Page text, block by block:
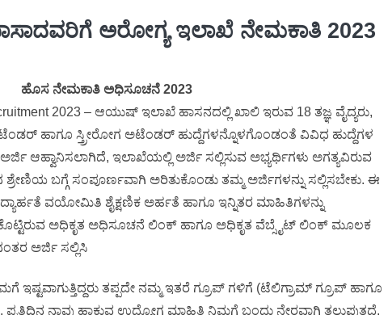
ಅರೋಗ್ಯ ಇಲಾಖೆ ನೇಮಕಾತಿ 2023
ಹೊಸ ನೇಮಕಾತಿ ಅಧಿಸೂಚನೆ 2023
2023 – ಆಯುಷ್ ಇಲಾಖೆ ಹಾಸನದಲ್ಲಿ ಖಾಲಿ ಇರುವ 18 ತಜ್ಞ ವೈದ್ಯರು,
ಹಾಗೂ ಸ್ತ್ರೀರೋಗ ಅಟೆಂಡರ್ ಹುದ್ದೆಗಳನ್ನೊಳಗೊಂಡಂತೆ ವಿವಿಧ ಹುದ್ದೆಗಳ
ಆಹ್ವಾನಿಸಲಾಗಿದೆ, ಇಲಾಖೆಯಲ್ಲಿ ಅರ್ಜಿ ಸಲ್ಲಿಸುವ ಅಭ್ಯರ್ಥಿಗಳು ಅಗತ್ಯವಿರುವ
ಬಗ್ಗೆ ಸಂಪೂರ್ಣವಾಗಿ ಅರಿತುಕೊಂಡು ತಮ್ಮ ಅರ್ಜಿಗಳನ್ನು ಸಲ್ಲಿಸಬೇಕು. ಈ
ವಯೋಮಿತಿ ಶೈಕ್ಷಣಿಕ ಅರ್ಹತೆ ಹಾಗೂ ಇನ್ನಿತರ ಮಾಹಿತಿಗಳನ್ನು
ಅಧಿಕೃತ ಅಧಿಸೂಚನೆ ಲಿಂಕ್ ಹಾಗೂ ಅಧಿಕೃತ ವೆಬ್ಸೈಟ್ ಲಿಂಕ್ ಮೂಲಕ
ಅರ್ಜಿ ಸಲ್ಲಿಸಿ
ಇಷ್ಟವಾಗುತ್ತಿದ್ದರು ತಪ್ಪದೇ ನಮ್ಮ ಇತರೆ ಗ್ರೂಪ್ ಗಳಿಗೆ (ಟೆಲಿಗ್ರಾಮ್ ಗ್ರೂಪ್ ಹಾಗೂ
ಪ್ರತಿದಿನ ನಾವು ಹಾಕುವ ಉದ್ಯೋಗ ಮಾಹಿತಿ ನಿಮಗೆ ಬಂದು ನೇರವಾಗಿ ತಲುಪುತ್ತದೆ.